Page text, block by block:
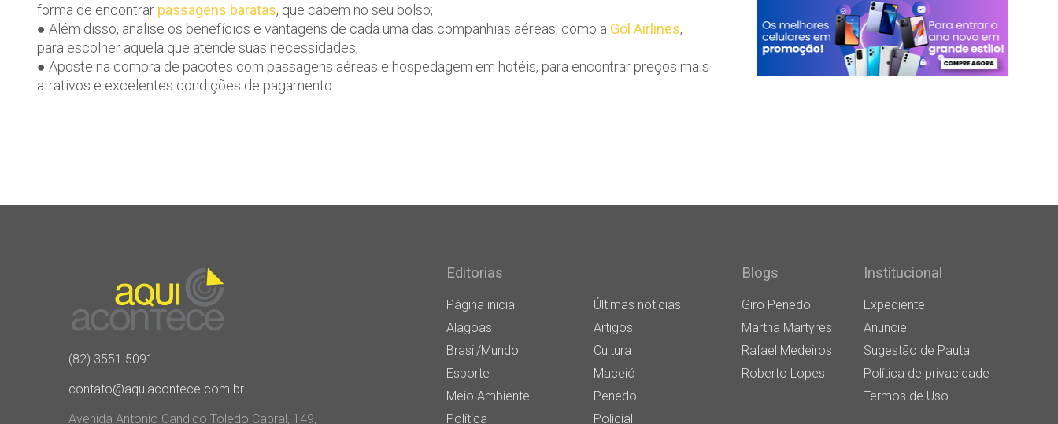
forma de encontrar passagens baratas, que cabem no seu bolso;
● Além disso, analise os benefícios e vantagens de cada uma das companhias aéreas, como a Gol Airlines,
para escolher aquela que atende suas necessidades;
● Aposte na compra de pacotes com passagens aéreas e hospedagem em hotéis, para encontrar preços mais
atrativos e excelentes condições de pagamento.
(82) 3551.5091
contato@aquiacontece.com.br
Avenida Antonio Candido Toledo Cabral, 149,
Editorias
Página inicial
Últimas notícias
Alagoas
Artigos
Brasil/Mundo
Cultura
Esporte
Maceió
Meio Ambiente
Penedo
Política
Policial
Blogs
Giro Penedo
Martha Martyres
Rafael Medeiros
Roberto Lopes
Institucional
Expediente
Anuncie
Sugestão de Pauta
Política de privacidade
Termos de Uso